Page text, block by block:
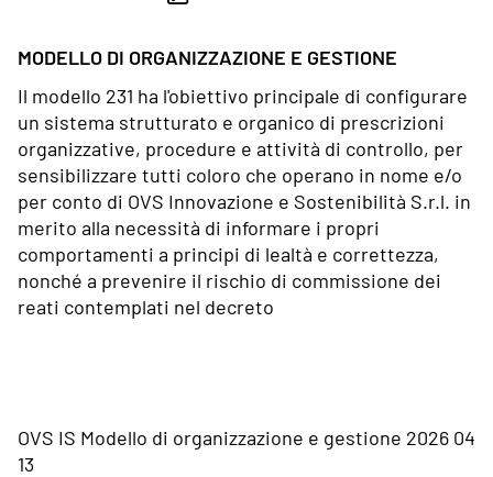
MODELLO DI ORGANIZZAZIONE E GESTIONE
Il modello 231 ha l'obiettivo principale di configurare
un sistema strutturato e organico di prescrizioni
organizzative, procedure e attività di controllo, per
sensibilizzare tutti coloro che operano in nome e/o
per conto di OVS Innovazione e Sostenibilità S.r.l. in
merito alla necessità di informare i propri
comportamenti a principi di lealtà e correttezza,
nonché a prevenire il rischio di commissione dei
reati contemplati nel decreto
OVS IS Modello di organizzazione e gestione 2026 04
13